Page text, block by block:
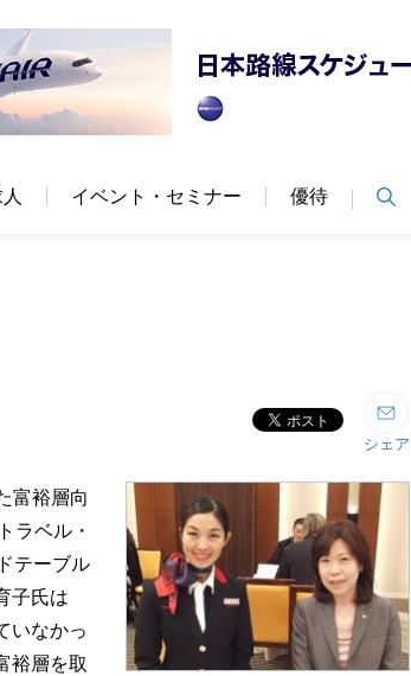
イベント・セミナー 優待
シェア
富裕層向
ラベル・
テーブル
子氏は
いなかっ
裕層を取